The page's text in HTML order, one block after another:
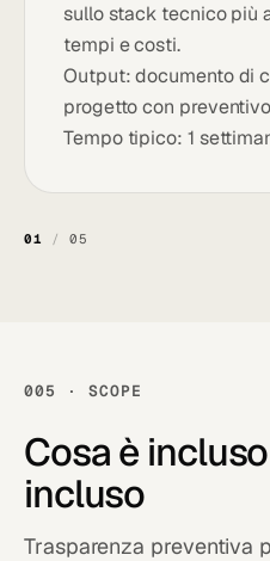
sullo stack tecnico più
tempi e costi.
Output: documento di
progetto con
Tempo tipico: 1
01 / 05
005 · SCOPE
Cosa è incluso
incluso
Trasparenza preventiva